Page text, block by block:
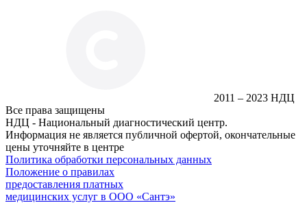
2011 – 2023 НДЦ
Все права защищены
НДЦ - Национальный диагностический центр.
Информация не является публичной офертой, окончательные
цены уточняйте в центре
Политика обработки персональных данных
Положение о правилах
предоставления платных
медицинских услуг в ООО «Сантэ»